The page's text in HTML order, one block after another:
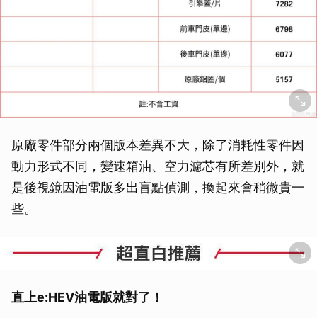
原廠零件部分兩個版本差異不大，除了消耗性零件因
動力形式不同，變速箱油、空力濾芯有所差別外，就
是後視鏡因油電版多出盲點偵測，換起來會稍微貴一
些。
直上e:HEV油電版就對了！